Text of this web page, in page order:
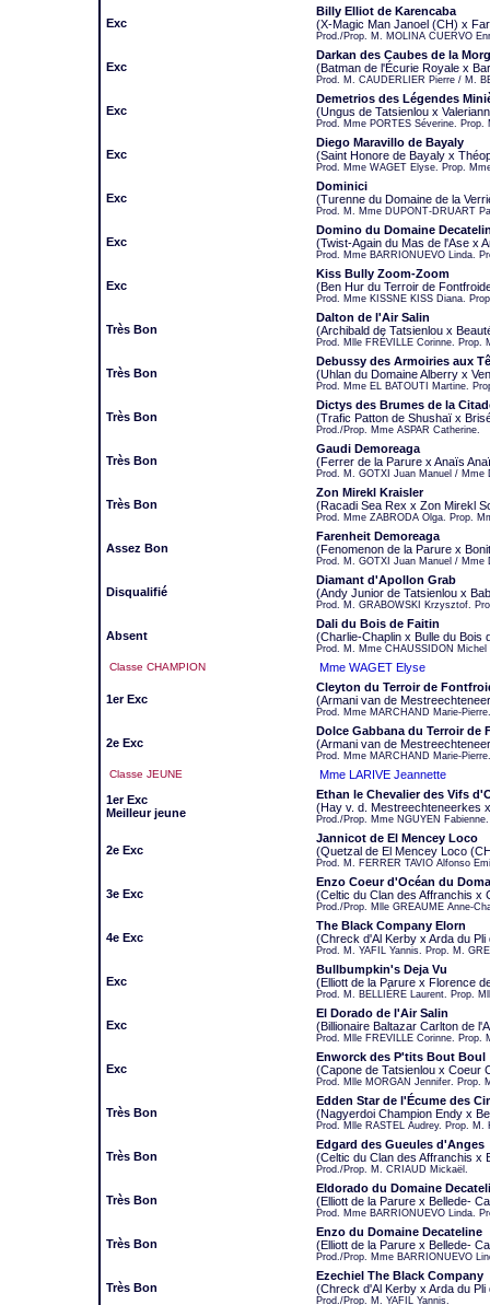
Exc
Billy Elliot de Karencaba
(X-Magic Man Janoel (CH) x
Prod./Prop. M. MOLINA CUERVO
Exc
Darkan des Caubes de la
(Batman de l'Écurie Royale x
Prod. M. CAUDERLIER Pierre / M.
Exc
Demetrios des Légendes
(Ungus de Tatsienlou x
Prod. Mme PORTES Séverine. Prop.
Exc
Diego Maravillo de Bayaly
(Saint Honore de Bayaly x
Prod. Mme WAGET Elyse. Prop.
Exc
Dominici
(Turenne du Domaine de la
Prod. M. Mme DUPONT-DRUART
Exc
Domino du Domaine
(Twist-Again du Mas de l'Ase x
Prod. Mme BARRIONUEVO Linda.
Exc
Kiss Bully Zoom-Zoom
(Ben Hur du Terroir de
Prod. Mme KISSNE KISS Diana.
Très Bon
Dalton de l'Air Salin
(Archibald de Tatsienlou x
Prod. Mlle FRÉVILLE Corinne. Prop.
Très Bon
Debussy des Armoiries aux
(Uhlan du Domaine Alberry x
Prod. Mme EL BATOUTI Martine.
Très Bon
Dictys des Brumes de la
(Trafic Patton de Shushaï x
Prod./Prop. Mme ASPAR Catherine.
Très Bon
Gaudi Demoreaga
(Ferrer de la Parure x Anaïs
Prod. M. GOTXI Juan Manuel /
Très Bon
Zon Mirekl Kraisler
(Racadi Sea Rex x Zon Mirekl
Prod. Mme ZABRODA Olga. Prop.
Assez Bon
Farenheit Demoreaga
(Fenomenon de la Parure x
Prod. M. GOTXI Juan Manuel / Mme
Disqualifié
Diamant d'Apollon Grab
(Andy Junior de Tatsienlou x
Prod. M. GRABOWSKI Krzysztof.
Absent
Dali du Bois de Faitin
(Charlie-Chaplin x Bulle du Bois
Prod. M. Mme CHAUSSIDON
Classe CHAMPION Mme WAGET Elyse
1er Exc
Cleyton du Terroir de
(Armani van de
Prod. Mme MARCHAND Marie-
2e Exc
Dolce Gabbana du Terroir de
(Armani van de
Prod. Mme MARCHAND Marie-
Classe JEUNE
Mme LARIVE Jeannette
1er Exc
Meilleur jeune
Ethan le Chevalier des Vifs
(Hay v. d. Mestreechteneerkes
Prod./Prop. Mme NGUYEN Fabienne.
2e Exc
Jannicot de El Mencey Loco
(Quetzal de El Mencey Loco
Prod. M. FERRER TAVIO Alfonso
3e Exc
Enzo Coeur d'Océan du
(Celtic du Clan des Affranchis x
Prod./Prop. Mlle GREAUME Anne-
4e Exc
The Black Company Elorn
(Chreck d'Al Kerby x Arda du Pli
Prod. M. YAFIL Yannis. Prop. M.
Exc
Bullbumpkin's Deja Vu
(Elliott de la Parure x Florence
Prod. M. BELLIÈRE Laurent. Prop.
Exc
El Dorado de l'Air Salin
(Billionaire Baltazar Carlton de
Prod. Mlle FREVILLE Corinne. Prop.
Exc
Enworck des P'tits Bout Boul
(Capone de Tatsienlou x Coeur
Prod. Mlle MORGAN Jennifer. Prop.
Très Bon
Edden Star de l'Écume des
(Nagyerdoi Champion Endy x
Prod. Mlle RASTEL Audrey. Prop. M.
Très Bon
Edgard des Gueules d'Anges
(Celtic du Clan des Affranchis x
Prod./Prop. M. CRIAUD Mickaël.
Très Bon
Eldorado du Domaine
(Elliott de la Parure x Bellede-
Prod. Mme BARRIONUEVO Linda.
Très Bon
Enzo du Domaine Decateline
(Elliott de la Parure x Bellede-
Prod./Prop. Mme BARRIONUEVO
Très Bon
Ezechiel The Black Company
(Chreck d'Al Kerby x Arda du Pli
Prod./Prop. M. YAFIL Yannis.